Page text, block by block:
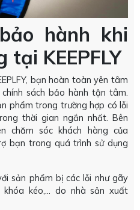
hành khi
KEEPFLY
bạn hoàn toàn yên tâm
sách bảo hành tận tâm.
phẩm trong trường hợp có lỗi
thời gian ngắn nhất. Bên
chăm sóc khách hàng của
bạn trong quá trình sử dụng
sản phẩm bị các lỗi như gãy
khóa kéo,… do nhà sản xuất